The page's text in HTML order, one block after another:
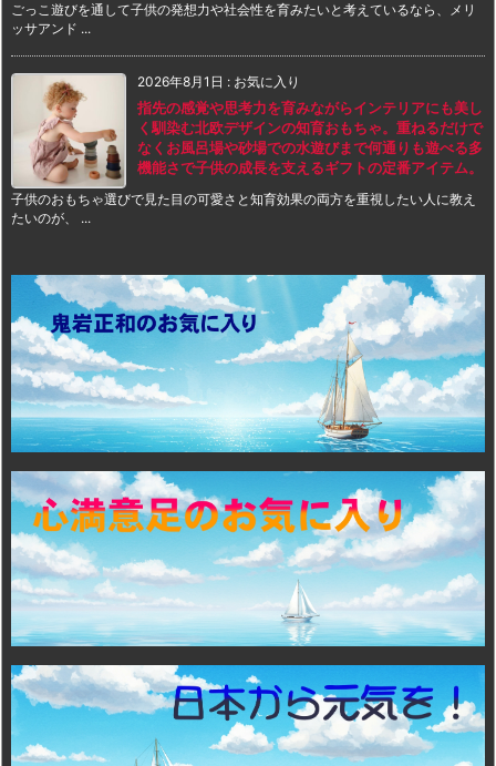
ごっこ遊びを通して子供の発想力や社会性を育みたいと考えているなら、メリ
ッサアンド ...
2026年8月1日 : お気に入り
指先の感覚や思考力を育みながらインテリアにも美し
く馴染む北欧デザインの知育おもちゃ。重ねるだけで
なくお風呂場や砂場での水遊びまで何通りも遊べる多
機能さで子供の成長を支えるギフトの定番アイテム。
子供のおもちゃ選びで見た目の可愛さと知育効果の両方を重視したい人に教え
たいのが、 ...